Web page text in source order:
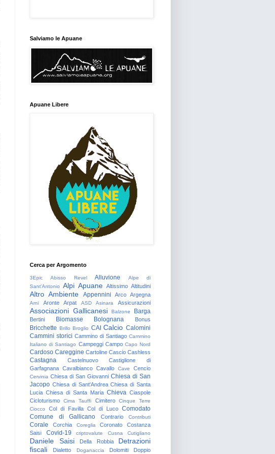
Salviamo le Apuane
Apuane Libere
Cerca per Argomento
3Epic Abisso Revel Alluvione
Alpe di
Sant'Antonio
Alpi Apuane Altissimo Altitudini
Altro Ambiente Appennini Arco Argegna
Arni Aronte Arpat ASD Asinara Assicurazioni
Associazioni Gallicanesi Balzone Barga
Bertini Biomasse Bolognana Bonus
Bricchette Brillo Broglio CAI Calcio Calomini
Cammini storici Cammino di Santiago Cammino
Italiano di Santiago Campeggi Campo Capo Nord
Cardoso Careggine Cartoline Cascio Cashless
Castagna Castelnuovo
Castiglione di
Garfagnana Cavalbianco Cavallo Cave Cencio
Cervinia Chiesa di San Giovanni Chiesa di San
Jacopo Chiesa di Sant'Andrea Chiesa di Santa
Lucia Chiesa di Santa Maria Chieva Ciaspole
Cicloturismo
Cima Tauffi Cimitero
Cinque Terre
Ciocco
Col di Favilla Col di Luco Comodato
Comune di Gallicano
Contrario Contributi
Corale Corchia Coreglia Coronato
Costanza
Saisi
Covid-19 criptovalute Cusna Cutigliano
Daniele Saisi Della Robbia
Detrazioni
fiscali
Dialetto Doganaccia Dolomiti
Doppio